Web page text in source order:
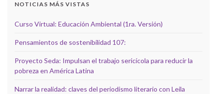
NOTICIAS MÁS VISTAS
Curso Virtual: Educación Ambiental (1ra. Versión)
Pensamientos de sostenibilidad 107:
Proyecto Seda: Impulsan el trabajo sericícola para reducir la
pobreza en América Latina
Narrar la realidad: claves del periodismo literario con Leila